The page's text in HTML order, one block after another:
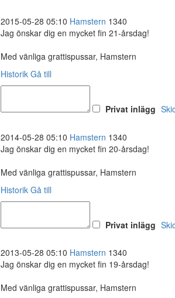
2015-05-28 05:10 Hamstern 1340
Jag önskar dig en mycket fin 21-årsdag!
Med vänliga grattispussar, Hamstern
Historik Gå till
Privat inlägg
2014-05-28 05:10 Hamstern 1340
Jag önskar dig en mycket fin 20-årsdag!
Med vänliga grattispussar, Hamstern
Historik Gå till
Privat inlägg
2013-05-28 05:10 Hamstern 1340
Jag önskar dig en mycket fin 19-årsdag!
Med vänliga grattispussar, Hamstern